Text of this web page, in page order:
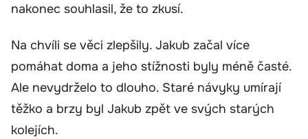
nakonec souhlasil, že to zkusí.
Na chvíli se věci zlepšily. Jakub začal více
pomáhat doma a jeho stížnosti byly méně časté.
Ale nevydrželo to dlouho. Staré návyky umírají
těžko a brzy byl Jakub zpět ve svých starých
kolejích.